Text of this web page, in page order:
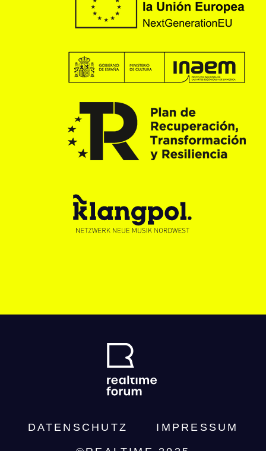
DATENSCHUTZ­ IMPRESSUM